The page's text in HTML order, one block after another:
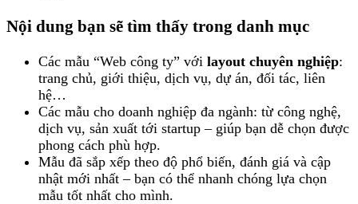
Nội dung bạn sẽ tìm thấy trong danh mục
Các mẫu “Web công ty” với layout chuyên nghiệp:
trang chủ, giới thiệu, dịch vụ, dự án, đối tác, liên
hệ…
Các mẫu cho doanh nghiệp đa ngành: từ công nghệ,
dịch vụ, sản xuất tới startup – giúp bạn dễ chọn được
phong cách phù hợp.
Mẫu đã sắp xếp theo độ phổ biến, đánh giá và cập
nhật mới nhất – bạn có thể nhanh chóng lựa chọn
mẫu tốt nhất cho mình.